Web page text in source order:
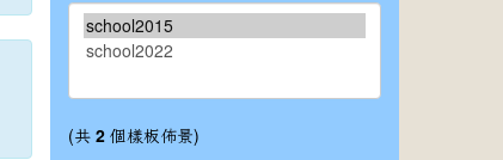
(共 2個樣板佈景)